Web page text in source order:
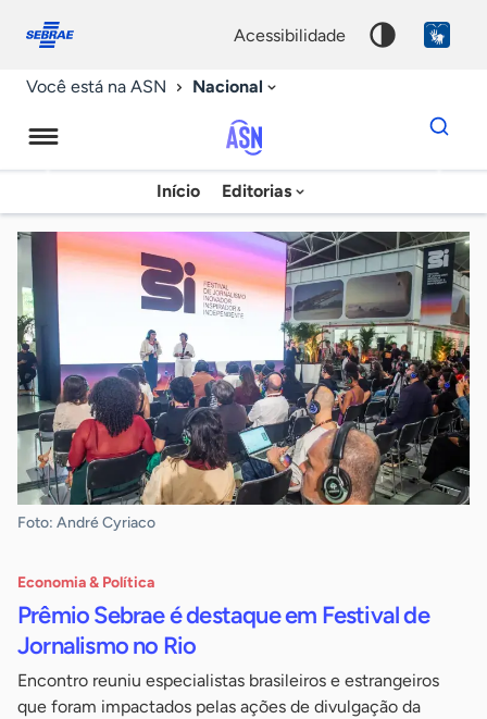
conosco
acessibilidade
Você está na ASN Nacional
Agência
Sebrae
de
Notícias
Início Editorias
Dados
para
chave
Foto: André Cyriaco
Economia & Política
Prêmio Sebrae é destaque em Festival de
Jornalismo no Rio
Encontro reuniu especialistas brasileiros e estrangeiros
que foram impactados pelas ações de divulgação da